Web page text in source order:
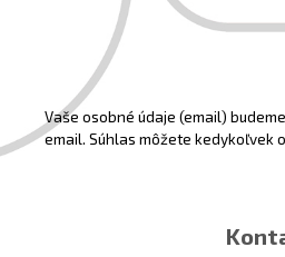
Vaše osobné údaje (email)
email. Súhlas môžete kedykoľvek